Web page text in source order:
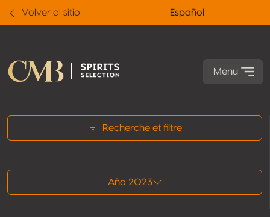
Volver al sitio Español
Menu
Recherche et filtre
Año 2023